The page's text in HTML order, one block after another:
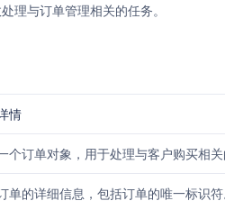
理与订单管理相关的任务。
情
个订单对象，用于处理与客户购买相
单的详细信息，包括订单的唯一标识